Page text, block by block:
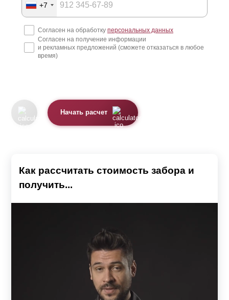
+7
Согласен на обработку персональных данных
Согласен на получение информации
и рекламных предложений (сможете отказаться в любое
время)
Начать расчет
Как рассчитать стоимость забора и
получить...